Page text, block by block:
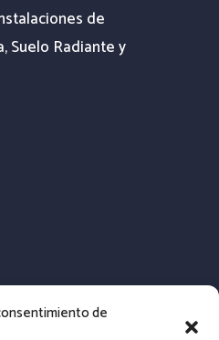
de
de
Suelo Radiante y